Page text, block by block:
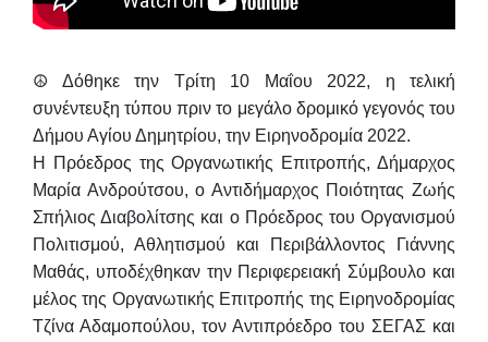
☮️ Δόθηκε την Τρίτη 10 Μαΐου 2022, η τελική
συνέντευξη τύπου πριν το μεγάλο δρομικό γεγονός του
Δήμου Αγίου Δημητρίου, την Ειρηνοδρομία 2022.
Η Πρόεδρος της Οργανωτικής Επιτροπής, Δήμαρχος
Μαρία Ανδρούτσου, ο Αντιδήμαρχος Ποιότητας Ζωής
Σπήλιος Διαβολίτσης και ο Πρόεδρος του Οργανισμού
Πολιτισμού, Αθλητισμού και Περιβάλλοντος
Γιάννης
Μαθάς, υποδέχθηκαν την Περιφερειακή Σύμβουλο και
μέλος της Οργανωτικής Επιτροπής της Ειρηνοδρομίας
Τζίνα Αδαμοπούλου, τον Αντιπρόεδρο του ΣΕΓΑΣ και